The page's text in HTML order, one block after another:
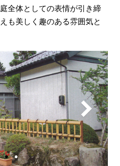
全体としての表情が引き締
も美しく趣のある雰囲気と